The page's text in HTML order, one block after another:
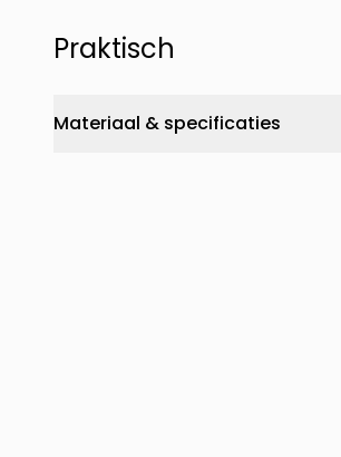
Praktisch
Materiaal & specificaties